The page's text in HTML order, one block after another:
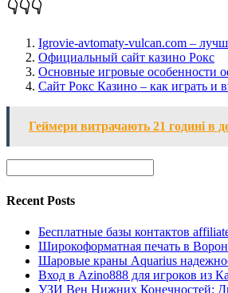
👇👇👇
Igrovie-avtomaty-vulcan.com –
Официальный сайт казино Рокс
Основные игровые особенности
Сайт Рокс Казино – как играть и
Геймери витрачають 21 годині в
Recent Posts
Бесплатные базы контактов
Широкоформатная печать в
Шаровые краны Aquarius
Вход в Azino888 для игроков из
УЗИ Вен Нижних Конечностей: